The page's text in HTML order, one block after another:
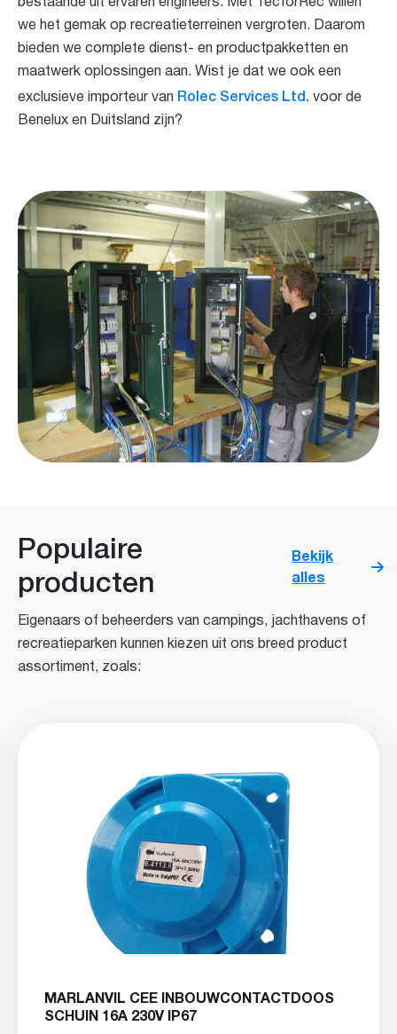
we het gemak op recreatieterreinen vergroten. Daarom
bieden we complete dienst- en productpakketten en
maatwerk oplossingen aan. Wist je dat we ook een
exclusieve importeur van Rolec Services Ltd. voor de
Benelux en Duitsland zijn?
Populaire
producten
Bekijk
alles
Eigenaars of beheerders van campings, jachthavens of
recreatieparken kunnen kiezen uit ons breed product
assortiment, zoals:
MARLANVIL CEE INBOUWCONTACTDOOS
SCHUIN 16A 230V IP67